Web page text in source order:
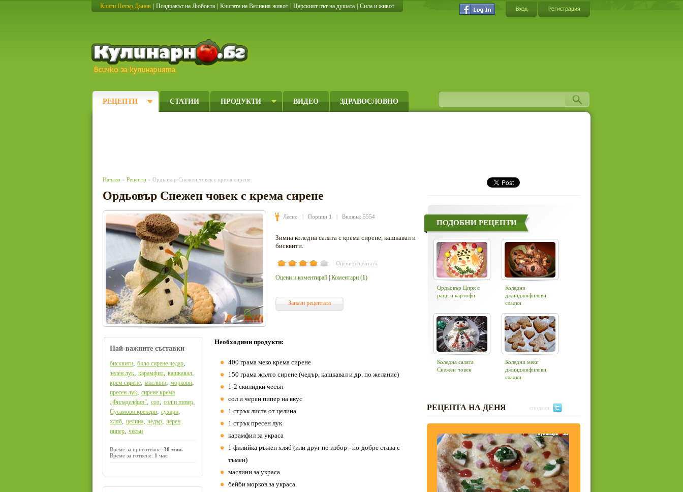
Книги Петър Дънов Поздравът на Любовта Книгата на Великия живот Царският път на душата Сила и живот
РЕЦЕПТИ СТАТИИ ПРОДУКТИ ВИДЕО ЗДРАВОСЛОВНО
Начало » Рецепти » Ордьовър Снежен човек с крема сирене
Ордьовър Снежен човек с крема сирене
Лесно | Порции 1 | Видяна: 5554
Зимна коледна салата с крема сирене, кашкавал и
бисквити.
Оцени рецептата
Оцени и коментирай Коментари (1)
Запази рецептата
Необходими продукти:
400 грама меко крема сирене
150 грама жълто сирене (чедър, кашкавал и др. по желание)
1-2 скилидки чесън
сол и черен пипер на вкус
1 стрък листа от целина
1 стрък пресен лук
карамфил за украса
1 филийка ръжен хляб (или друг по избор - по-добре става с
тъмен)
маслини за украса
бейби морков за украса
Най-важните съставки
бисквити, бяло сирене чедар,
зелен лук, карамфил, кашкавал,
крем сирене, маслини, моркови,
пресен лук, сирене крема
„Филаделфия”, сол, сол и пипер,
Сусамови крекери, сухари,
хляб, целина, чедър, черен
пипер, чесън
Време за приготвяне: 30 мин.
Време за готвене: 1 час
ПОДОБНИ РЕЦЕПТИ
Ордьовър Цирк с
раци и картофи
Коледни
джинджифилови
сладки
Коледна салата
Снежен човек
Коледни меки
джинджифилови
сладки
РЕЦЕПТА НА ДЕНЯ сподели: